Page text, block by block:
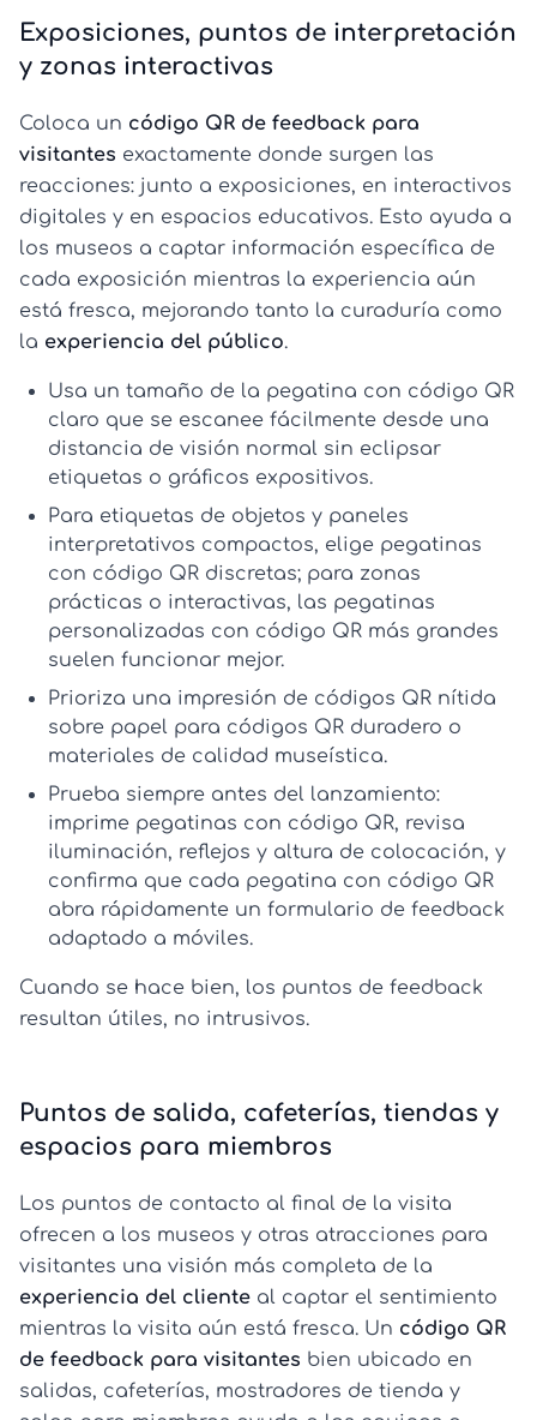
Exposiciones, puntos de interpretación
y zonas interactivas
Coloca un código QR de feedback para
visitantes exactamente donde surgen las
reacciones: junto a exposiciones, en interactivos
digitales y en espacios educativos. Esto ayuda a
los museos a captar información específica de
cada exposición mientras la experiencia aún
está fresca, mejorando tanto la curaduría como
la experiencia del público.
Usa un tamaño de la pegatina con código QR
claro que se escanee fácilmente desde una
distancia de visión normal sin eclipsar
etiquetas o gráficos expositivos.
Para etiquetas de objetos y paneles
interpretativos compactos, elige pegatinas
con código QR discretas; para zonas
prácticas o interactivas, las pegatinas
personalizadas con código QR más grandes
suelen funcionar mejor.
Prioriza una impresión de códigos QR nítida
sobre papel para códigos QR duradero o
materiales de calidad museística.
Prueba siempre antes del lanzamiento:
imprime pegatinas con código QR, revisa
iluminación, reflejos y altura de colocación, y
confirma que cada pegatina con código QR
abra rápidamente un formulario de feedback
adaptado a móviles.
Cuando se hace bien, los puntos de feedback
resultan útiles, no intrusivos.
Puntos de salida, cafeterías, tiendas y
espacios para miembros
Los puntos de contacto al final de la visita
ofrecen a los museos y otras atracciones para
visitantes una visión más completa de la
experiencia del cliente al captar el sentimiento
mientras la visita aún está fresca. Un código QR
de feedback para visitantes bien ubicado en
salidas, cafeterías, mostradores de tienda y